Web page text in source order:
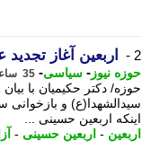
2 - اربعین آغاز
حوزه نیوز - سیاسی- 35 ساعت پیش - چهارشنبه 14 مرداد 1405، 13:52
حوزه/ دکتر حکیمیان با
سیدالشهدا(ع) و بازخوانی
اینکه اربعین حسینی ...
اربعین - اربعین حسینی -